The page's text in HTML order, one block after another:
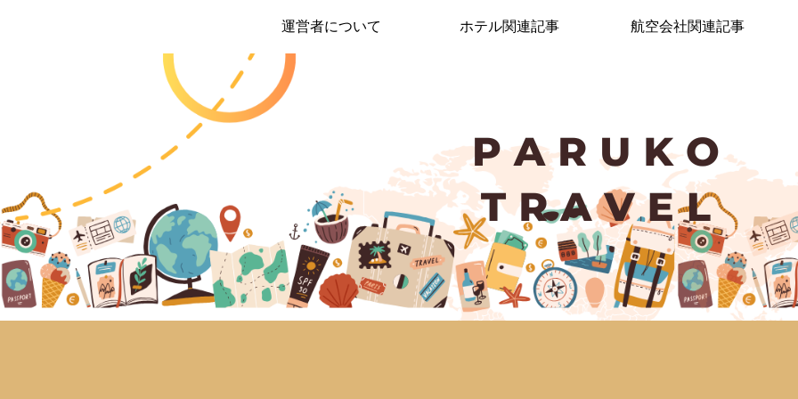
運営者について ホテル関連記事 航空会社関連記事